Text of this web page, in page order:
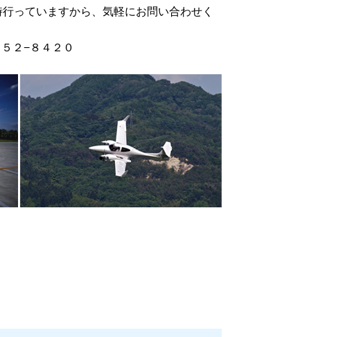
っていますから、気軽にお問い合わせく
２−８４２０